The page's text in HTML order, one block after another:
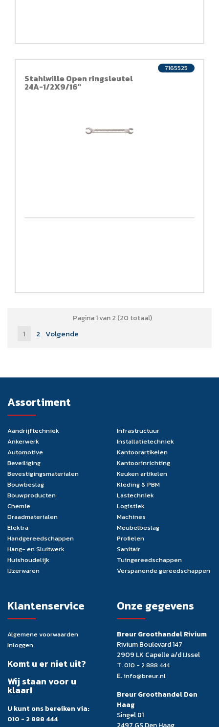
Stahlwille Open ringsleutel
24A-1/2X9/16"
7165525
Pagina 1 van 2 (20 totaal)
1 2 Volgende
Assortiment
Aandrijftechniek
Ankerwerk
Automotive
Beveiliging
Bevestigingsmaterialen
Bouwbeslag
Bouwproducten
Chemie
Draadmaterialen
Elektra
Handgereedschappen
Hang- en Sluitwerk
Huishoudelijk
IJzerwaren
Infrastructuur
Installatietechniek
Kantoorartikelen
Kantoorinrichting
Keuken artikelen
Kleding & PBM
Lastechniek
Logistiek
Machines
Meubelbeslag
Profielen
Sanitair
Tuingereedschappen
Verspanende gereedschappen
Klantenservice
Algemene voorwaarden
Inloggen
Komt u er niet uit?
Wij staan voor u
klaar!
U kunt ons bereiken via:
010 - 2 888 444
Onze gegevens
Breur Groothandel Rivium
Rivium Boulevard 147
2909 LK Capelle a/d IJssel
T.010 - 2 888 444
E. info@breur.nl
Breur Groothandel Den
Haag
Singel 81